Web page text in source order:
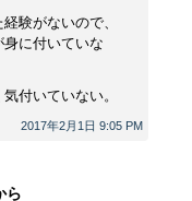
2017年2月1日 9:05 PM
験がないので、
身に付いていな
付いていない。
ら